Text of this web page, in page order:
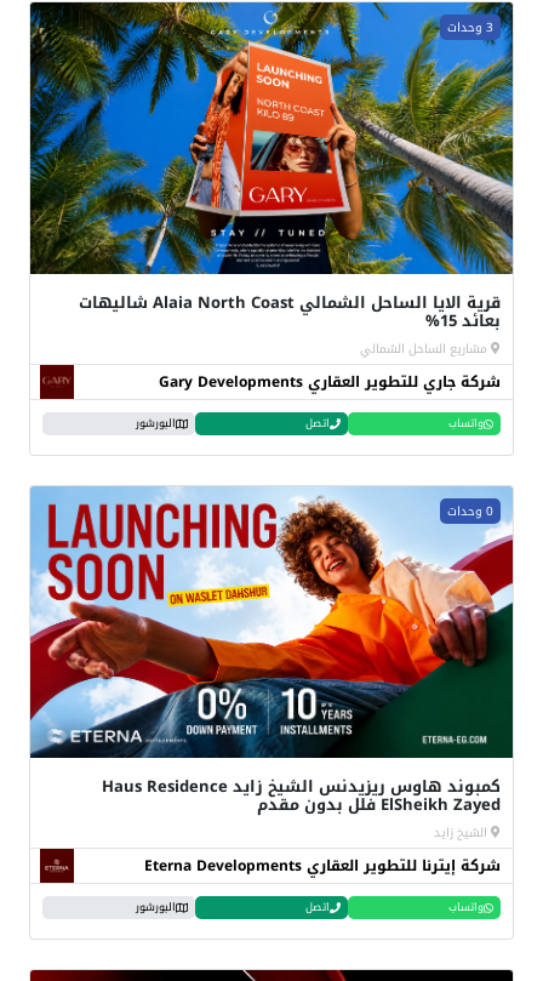
3 وحدات
قرية الايا الساحل الشمالي Alaia North Coast شاليهات
بعائد 15%
مشاريع الساحل الشمالي
شركة جاري للتطوير العقاري Gary Developments
واتساب اتصل البورشور
0 وحدات
كمبوند هاوس ريزيدنس الشيخ زايد Haus Residence
ElSheikh Zayed فلل بدون مقدم
الشيخ زايد
شركة إيترنا للتطوير العقاري Eterna Developments
واتساب اتصل البورشور